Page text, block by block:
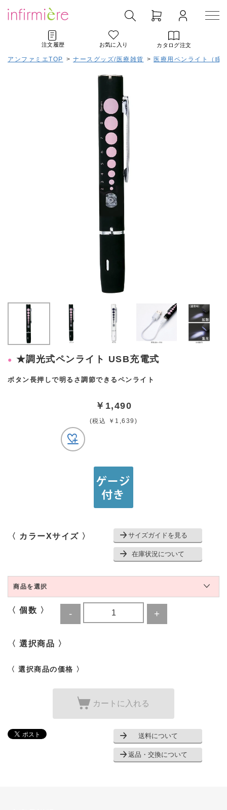
注文履歴 お気に入り カタログ注文
アンファミエTOP > ナースグッズ/医療雑貨 > 医療用ペンライト（瞳
★調光式ペンライト USB充電式
ボタン長押しで明るさ調節できるペンライト
￥1,490
(税込 ￥1,639)
〈 カラーXサイズ 〉 サイズガイドを見る
在庫状況について
商品を選択
〈 個数 〉
〈 選択商品 〉
〈 選択商品の価格 〉
カートに入れる
送料について
返品・交換について